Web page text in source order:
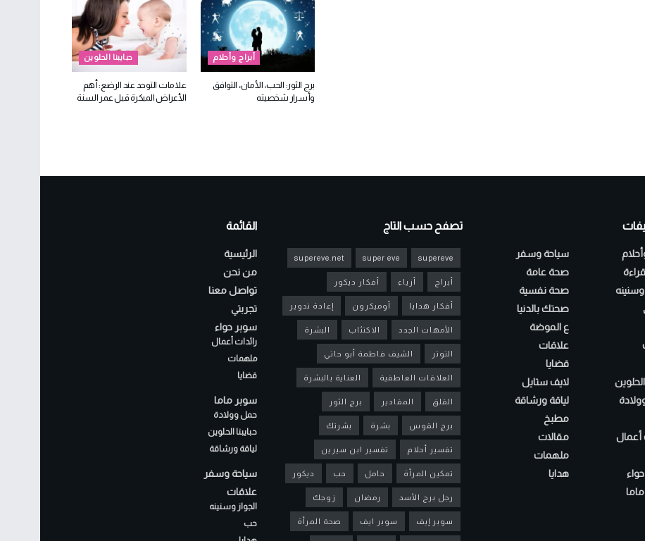
أبراج وأحلام
برج الثور: الحب، الأمان، التوافق
وأسرار شخصيته
حبايبنا الحلوين
علامات التوحد عند الرضع: أهم
الأعراض المبكرة قبل عمر السنة
قراءة
وسنينه
الحلوين
أعمال
سياحة وسفر
صحة عامة
صحة نفسية
صحتك بالدنيا
ع الموضة
علاقات
قضايا
لايف ستايل
لياقة ورشاقة
مطبخ
مقالات
ملهمات
هدايا
تصفح حسب التاج
supereve
super eve
supereve.net
أبراج أزياء أفكار ديكور
أفكار هدايا أوميكرون إعادة تدوير
الأمهات الجدد الاكتئاب البشرة
التوتر الشيف فاطمة أبو حاتي
العلاقات العاطفية العناية بالبشرة
القلق المقادير برج الثور
برج القوس بشرة بشرتك
تفسير أحلام تفسير ابن سيرين
تمكين المرأة حامل حب ديكور
رجل برج الأسد رمضان زوجك
سوبر إيف سوبر ايف صحة المرأة
القائمة
الرئيسية
من نحن
تواصل معنا
تجربتي
سوبر حواء
رائدات أعمال
ملهمات
قضايا
سوبر ماما
حمل وولادة
حبايبنا الحلوين
لياقة ورشاقة
سياحة وسفر
علاقات
الجواز وسنينه
حب